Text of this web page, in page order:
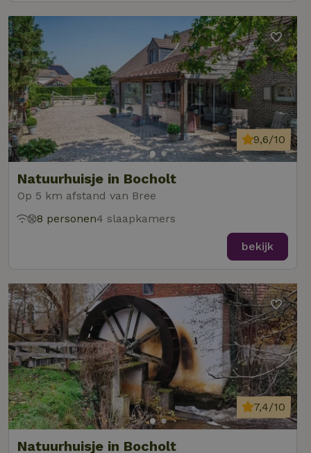
Natuurhuisje in Bocholt
Op 5 km afstand van Bree
9,6/10
8 personen4 slaapkamers
bekijk
Natuurhuisje in Bocholt
7,4/10